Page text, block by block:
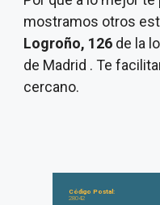
mostramos otros
Logroño, 126 de la
de Madrid . Te
cercano.
Código Postal:
28042